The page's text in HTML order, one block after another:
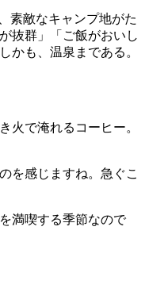
素敵なキャンプ地がた
抜群」「ご飯がおいし
かも、温泉まである。
火で淹れるコーヒー。
を感じますね。急ぐこ
満喫する季節なので